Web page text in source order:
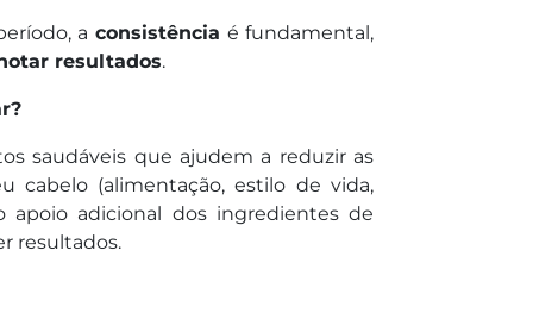
a consistência é fundamental,
resultados.
saudáveis que ajudem a reduzir as
cabelo (alimentação, estilo de vida,
apoio adicional dos ingredientes de
resultados.